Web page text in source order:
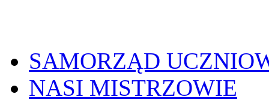
SAMORZĄD
NASI MISTRZOWIE